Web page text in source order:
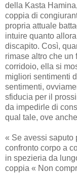
della Kasta
coppia di
propria attuale
intuire quanto
discapito. Così,
rimase altro che un
corridoio, ella si
migliori sentimenti
sentimenti,
sfiducia per il
da impedirle di
qual tale, ove
« Se avessi saputo
confronto corpo a
in spezieria da
coppia « Non